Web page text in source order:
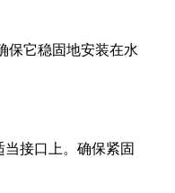
保它稳固地安装在水
接口上。确保紧固